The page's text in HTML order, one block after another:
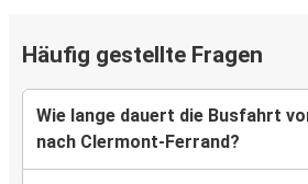
Häufig gestellte Fragen
Wie lange dauert die Busfahrt
nach Clermont-Ferrand?